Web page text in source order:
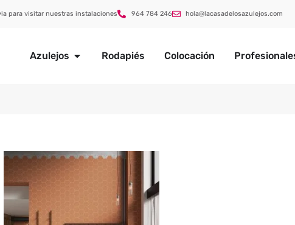
para visitar nuestras instalaciones 964 784 246 hola@lacasadelosazulejos.com
Azulejos Rodapiés Colocación